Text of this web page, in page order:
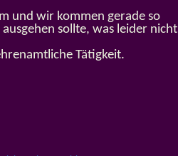
und wir kommen gerade so
sollte, was leider nicht
Tätigkeit.